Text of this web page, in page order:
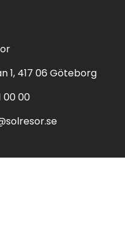
1, 417 06 Göteborg
00 00